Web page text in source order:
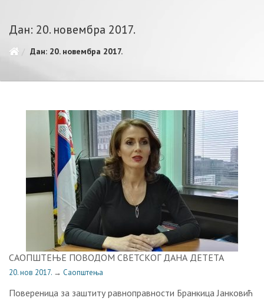
Дан: 20. новембра 2017.
Дан: 20. новембра 2017.
САОПШТЕЊЕ ПОВОДОМ СВЕТСКОГ ДАНА ДЕТЕТА
20. нов 2017. → Саопштења
Повереница за заштиту равноправности Бранкица Јанковић